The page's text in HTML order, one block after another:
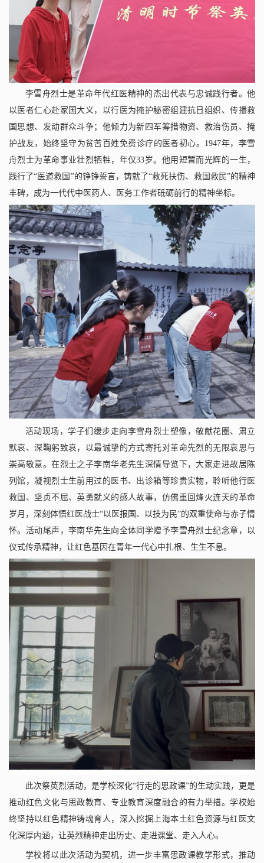
李雪舟烈士是革命年代红医精神的杰出代表与忠诚践行者。他
以医者仁心赴家国大义，以行医为掩护秘密组建抗日组织、传播救
国思想、发动群众斗争；他倾力为新四军筹措物资、救治伤员、掩
护战友，始终坚守为贫苦百姓免费诊疗的医者初心。 1947年，李雪
舟烈士为革命事业壮烈牺牲，年仅33岁。他用短暂而光辉的一生，
践行了“医道救国”的铮铮誓言，铸就了“救死扶伤、救国救民”的精神
丰碑，成为一代代中医药人、医务工作者砥砺前行的精神坐标。
活动现场，学子们缓步走向李雪舟烈士塑像，敬献花圈、肃立
默哀、深鞠躬致哀，以最诚挚的方式寄托对革命先烈的无限哀思与
崇高敬意。在烈士之子李南华老先生深情导览下，大家走进故居陈
列馆，凝视烈士生前用过的医书、出诊箱等珍贵实物，聆听他行医
救国、坚贞不屈、英勇就义的感人故事，仿佛重回烽火连天的革命
岁月，深刻体悟红医战士“以医报国、以技为民”的双重使命与赤子情
怀。活动尾声，李南华先生向全体同学赠予李雪舟烈士纪念章，以
仪式传承精神，让红色基因在青年一代心中扎根、生生不息。
此次祭英烈活动，是学校深化“行走的思政课”的生动实践，更是
推动红色文化与思政教育、专业教育深度融合的有力举措。学校始
终坚持以红色精神铸魂育人，深入挖掘上海本土红色资源与红医文
化深厚内涵，让英烈精神走出历史、走进课堂、走入人心。
学校将以此次活动为契机，进一步丰富思政课教学形式，推动